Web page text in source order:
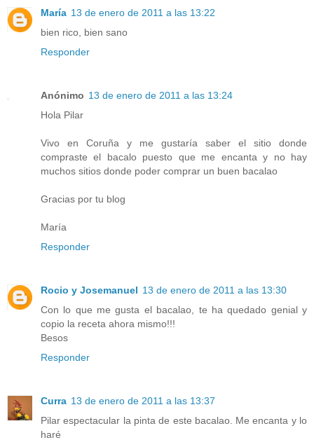
María 13 de enero de 2011 a las 13:22
bien rico, bien sano
Responder
Anónimo 13 de enero de 2011 a las 13:24
Hola Pilar
Vivo en Coruña y me gustaría saber el sitio donde
compraste el bacalo puesto que me encanta y no hay
muchos sitios donde poder comprar un buen bacalao
Gracias por tu blog
María
Responder
Rocio y Josemanuel 13 de enero de 2011 a las 13:30
Con lo que me gusta el bacalao, te ha quedado genial y
copio la receta ahora mismo!!!
Besos
Responder
Curra 13 de enero de 2011 a las 13:37
Pilar espectacular la pinta de este bacalao. Me encanta y lo
haré